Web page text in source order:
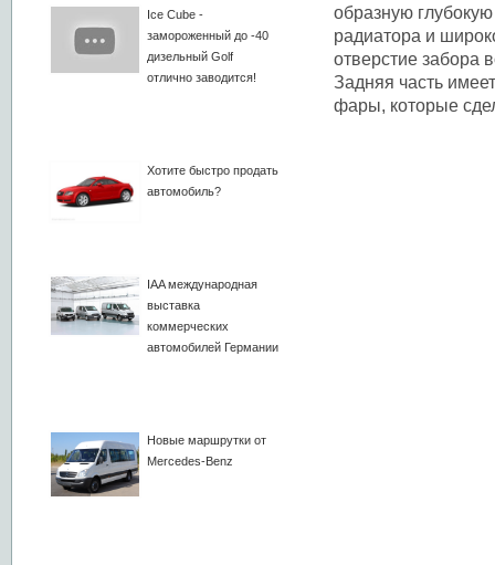
Ice Cube -
замороженный до -40
дизельный Golf
отлично заводится!
Хотите быстро продать
автомобиль?
IAA международная
выставка
коммерческих
автомобилей Германии
Новые маршрутки от
Mercedes-Benz
образную
радиатора и
отверстие забора
Задняя часть
фары, которые